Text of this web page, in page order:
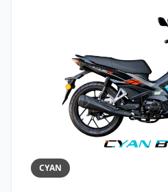
CYAN